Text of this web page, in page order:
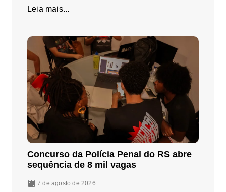
Leia mais...
Concurso da Polícia Penal do RS abre
sequência de 8 mil vagas
7 de agosto de 2026